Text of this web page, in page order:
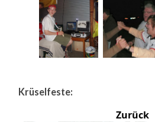
Krüselfeste:
Zurück